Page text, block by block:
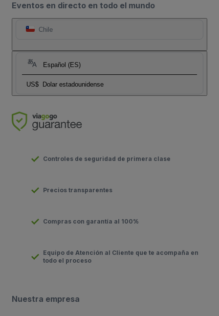
Eventos en directo en todo el mundo
Chile
Español (ES)
US$ Dolar estadounidense
Controles de seguridad de primera clase
Precios transparentes
Compras con garantía al 100%
Equipo de Atención al Cliente que te acompaña en
todo el proceso
Nuestra empresa